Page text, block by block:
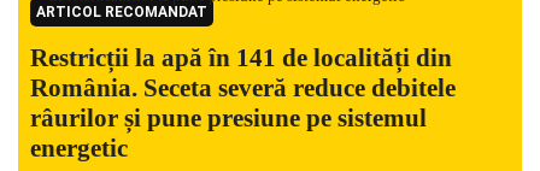
ARTICOL RECOMANDAT
Restricții la apă în 141 de localități din
România. Seceta severă reduce debitele
râurilor și pune presiune pe sistemul
energetic